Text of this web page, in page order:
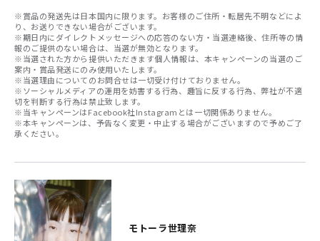
※賞品の発送先は日本国内に限ります。お客様のご住所・転居先不明などによ
り、お送りできない場合がございます。
※期日内にダイレクトメッセージへの応答のない方・当選連絡後、住所等の情
報のご提供のない場合は、当選が無効となります。
※当選された方から提供いただきます個人情報は、本キャンペーンの当選のご
案内・賞品発送にのみ使用いたします。
※当選理由についてのお問合せは一切受け付けておりません。
※ソーシャルメディアの運用を妨害する行為、趣旨に反する行為、弊社が不適
切を判断する行為は禁止致します。
※当キャンペーンはFacebook社Instagramとは一切関係ありません。
※本キャンペーンは、予告なく変更・中止する場合がございますので予めご了
承ください。
モトーラ世理奈